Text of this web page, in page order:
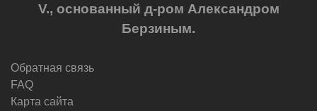
V., основанный д-ром Александром
Берзиным.
Обратная связь
FAQ
Карта сайта